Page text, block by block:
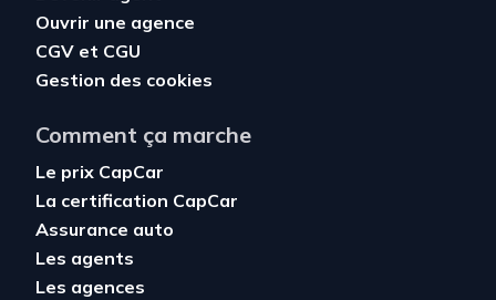
Ouvrir une agence
CGV et CGU
Gestion des cookies
Comment ça marche
Le prix CapCar
La certification CapCar
Assurance auto
Les agents
Les agences